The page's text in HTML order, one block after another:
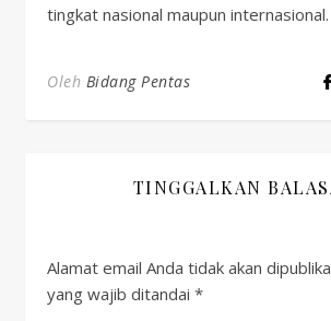
tingkat nasional maupun internasional.
Oleh Bidang Pentas
TINGGALKAN
Alamat email Anda tidak akan
yang wajib ditandai *